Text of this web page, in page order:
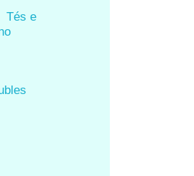
Tés e